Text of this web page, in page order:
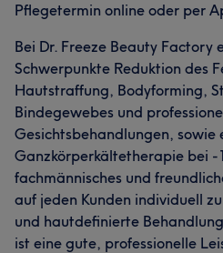
Pflegetermin online oder per
Bei Dr. Freeze Beauty Factory
Schwerpunkte Reduktion des
Hautstraffung, Bodyforming,
Bindegewebes und
Gesichtsbehandlungen, sowie
Ganzkörperkältetherapie bei -
fachmännisches und
auf jeden Kunden individuell
und hautdefinierte
ist eine gute, professionelle